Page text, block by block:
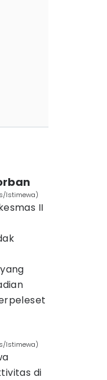
Istimewa)
II
Istimewa)
di